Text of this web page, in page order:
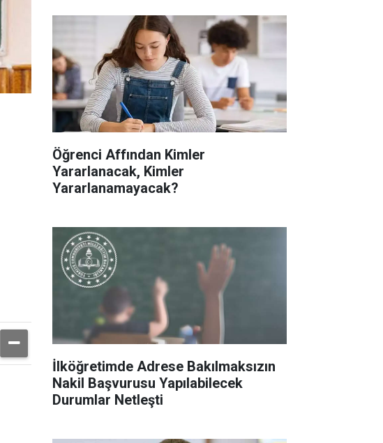
Öğrenci Affından Kimler
Yararlanacak, Kimler
Yararlanamayacak?
İlköğretimde Adrese Bakılmaksızın
Nakil Başvurusu Yapılabilecek
Durumlar Netleşti